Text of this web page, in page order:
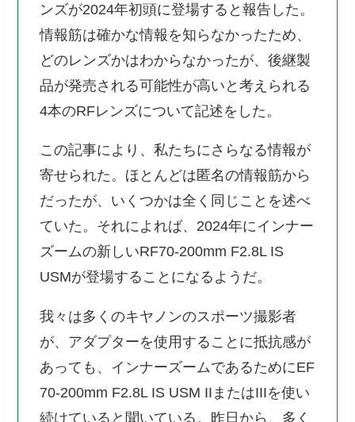
ンズが2024年初頭に登場すると報告した。
情報筋は確かな情報を知らなかったため、
どのレンズかはわからなかったが、後継製
品が発売される可能性が高いと考えられる
4本のRFレンズについて記述をした。
この記事により、私たちにさらなる情報が
寄せられた。ほとんどは匿名の情報筋から
だったが、いくつかは全く同じことを述べ
ていた。それによれば、2024年にインナー
ズームの新しいRF70-200mm F2.8L IS
USMが登場することになるようだ。
我々は多くのキヤノンのスポーツ撮影者
が、アダプターを使用することに抵抗感が
あっても、インナーズームであるためにEF
70-200mm F2.8L IS USM IIまたはIIIを使い
続けていると聞いている。昨日から、多く